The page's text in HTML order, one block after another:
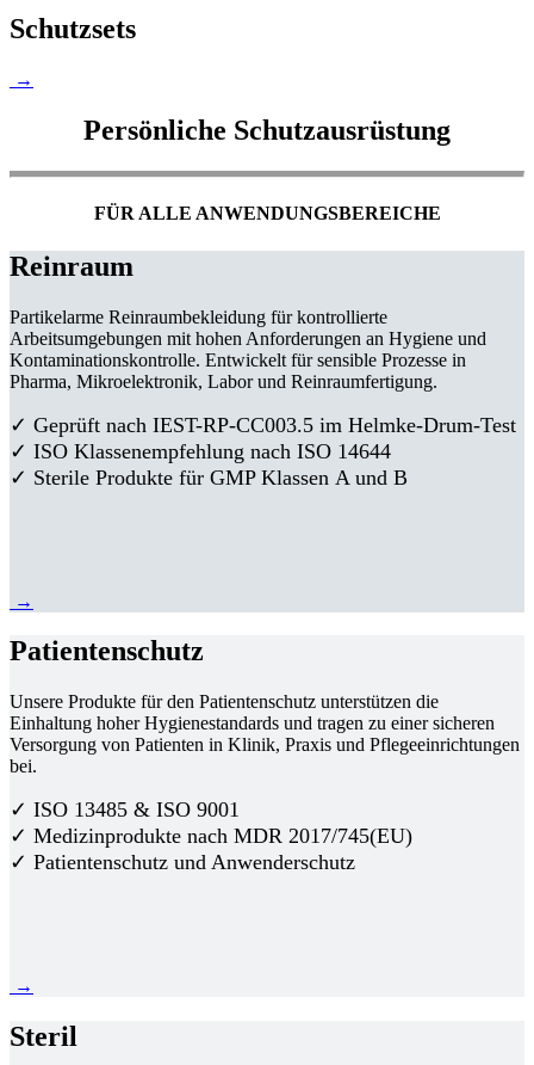
Schutzsets
→
Persönliche Schutzausrüstung
FÜR ALLE ANWENDUNGSBEREICHE
Reinraum
Partikelarme Reinraumbekleidung für kontrollierte
Arbeitsumgebungen mit hohen Anforderungen an Hygiene und
Kontaminationskontrolle. Entwickelt für sensible Prozesse in
Pharma, Mikroelektronik, Labor und Reinraumfertigung.
✓ Geprüft nach IEST-RP-CC003.5 im Helmke-Drum-Test
✓ ISO Klassenempfehlung nach ISO 14644
✓ Sterile Produkte für GMP Klassen A und B
→
Patientenschutz
Unsere Produkte für den Patientenschutz unterstützen die
Einhaltung hoher Hygienestandards und tragen zu einer sicheren
Versorgung von Patienten in Klinik, Praxis und Pflegeeinrichtungen
bei.
✓ ISO 13485 & ISO 9001
✓ Medizinprodukte nach MDR 2017/745(EU)
✓ Patientenschutz und Anwenderschutz
→
Steril